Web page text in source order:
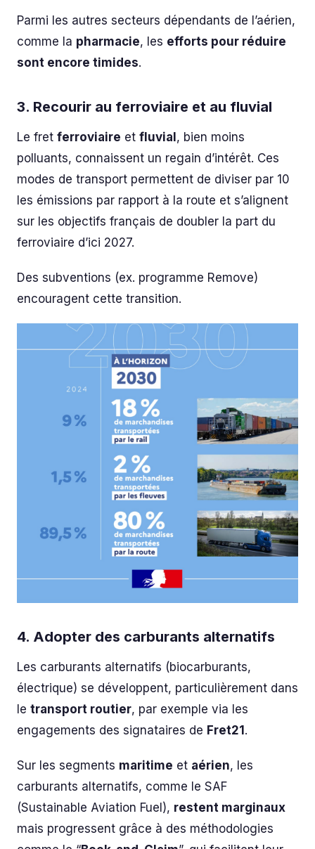
Parmi les autres secteurs dépendants de l’aérien,
comme la pharmacie, les efforts pour réduire
sont encore timides.
3. Recourir au ferroviaire et au fluvial
Le fret ferroviaire et fluvial , bien moins
polluants, connaissent un regain d’intérêt. Ces
modes de transport permettent de diviser par 10
les émissions par rapport à la route et s’alignent
sur les objectifs français de doubler la part du
ferroviaire d’ici 2027.
Des subventions (ex. programme Remove)
encouragent cette transition.
4. Adopter des carburants alternatifs
Les carburants alternatifs (biocarburants,
électrique) se développent, particulièrement dans
le transport routier, par exemple via les
engagements des signataires de Fret21.
Sur les segments maritime et aérien, les
carburants alternatifs, comme le SAF
(Sustainable Aviation Fuel), restent marginaux
mais progressent grâce à des méthodologies